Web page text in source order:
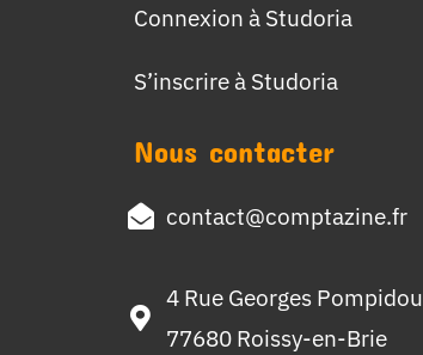
Connexion à Studoria
S’inscrire à Studoria
Nous contacter
contact@comptazine.fr
4 Rue Georges Pompidou
77680 Roissy-en-Brie